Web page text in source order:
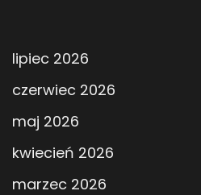
lipiec 2026
czerwiec 2026
maj 2026
kwiecień 2026
marzec 2026